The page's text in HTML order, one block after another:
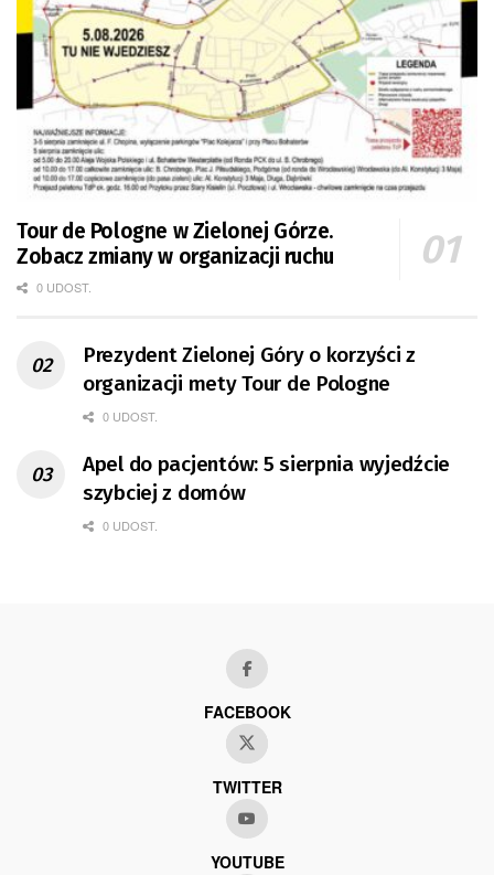
Tour de Pologne w Zielonej Górze.
Zobacz zmiany w organizacji ruchu
0 UDOST.
Prezydent Zielonej Góry o korzyści z
organizacji mety Tour de Pologne
0 UDOST.
Apel do pacjentów: 5 sierpnia wyjedźcie
szybciej z domów
0 UDOST.
FACEBOOK
TWITTER
YOUTUBE